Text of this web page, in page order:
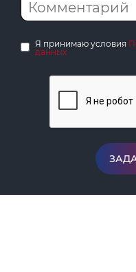
Я принимаю условия
данных